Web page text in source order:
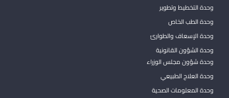
وحدة التخطيط وتطوير
وحدة الطب الخاص
وحدة الإسعاف والطوارئ
وحدة الشؤون القانونية
وحدة شؤون مجلس الوزراء
وحدة العلاج الطبيعي
وحدة المعلومات الصحية